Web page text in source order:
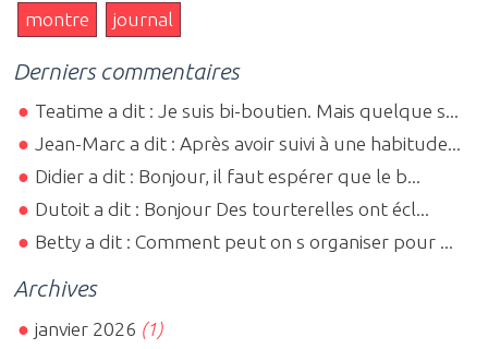
montre
journal
Derniers commentaires
Teatime a dit : Je suis bi-boutien. Mais quelque s...
Jean-Marc a dit : Après avoir suivi à une habitude...
Didier a dit : Bonjour, il faut espérer que le b...
Dutoit a dit : Bonjour Des tourterelles ont écl...
Betty a dit : Comment peut on s organiser pour ...
Archives
janvier 2026 (1)